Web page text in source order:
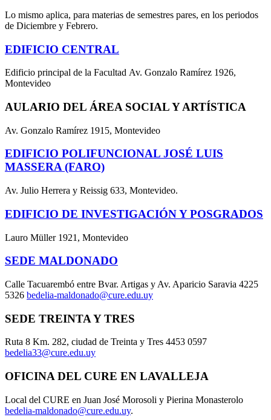
Lo mismo aplica, para materias de semestres pares, en los periodos
de Diciembre y Febrero.
EDIFICIO CENTRAL
Edificio principal de la Facultad Av. Gonzalo Ramírez 1926,
Montevideo
AULARIO DEL ÁREA SOCIAL Y ARTÍSTICA
Av. Gonzalo Ramírez 1915, Montevideo
EDIFICIO POLIFUNCIONAL JOSÉ LUIS
MASSERA (FARO)
Av. Julio Herrera y Reissig 633, Montevideo.
EDIFICIO DE INVESTIGACIÓN Y POSGRADOS
Lauro Müller 1921, Montevideo
SEDE MALDONADO
Calle Tacuarembó entre Bvar. Artigas y Av. Aparicio Saravia 4225
5326 bedelia-maldonado@cure.edu.uy
SEDE TREINTA Y TRES
Ruta 8 Km. 282, ciudad de Treinta y Tres 4453 0597
bedelia33@cure.edu.uy
OFICINA DEL CURE EN LAVALLEJA
Local del CURE en Juan José Morosoli y Pierina Monasterolo
bedelia-maldonado@cure.edu.uy.